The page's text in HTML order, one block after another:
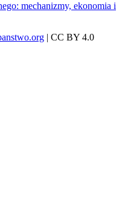
mechanizmy, ekonomia i
| CC BY 4.0